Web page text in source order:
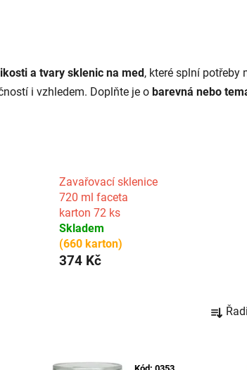
a tvary sklenic na med, které splní potřeby
i vzhledem. Doplňte je o barevná nebo
Zavařovací sklenice
720 ml faceta
karton 72 ks
Skladem
(660 karton)
374 Kč
a